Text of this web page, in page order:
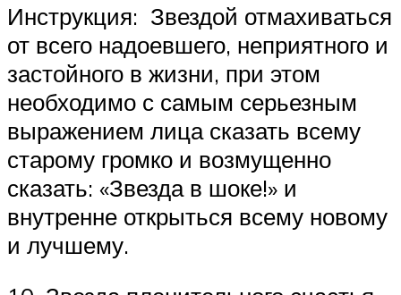
Инструкция: Звездой отмахиваться
от всего надоевшего, неприятного и
застойного в жизни, при этом
необходимо с самым серьезным
выражением лица сказать всему
старому громко и возмущенно
сказать: «Звезда в шоке!» и
внутренне открыться всему новому
и лучшему.